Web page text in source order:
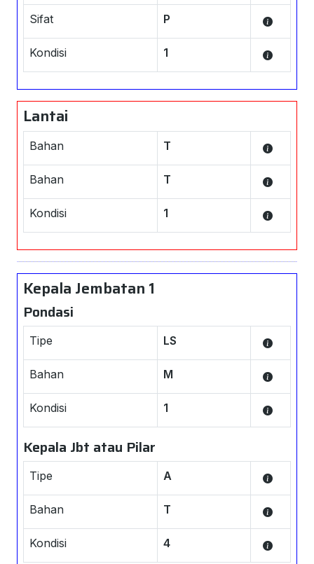
Sifat P
Kondisi 1
Lantai
Bahan T
Bahan T
Kondisi 1
Kepala Jembatan 1
Pondasi
Tipe LS
Bahan M
Kondisi 1
Kepala Jbt atau Pilar
Tipe A
Bahan T
Kondisi 4